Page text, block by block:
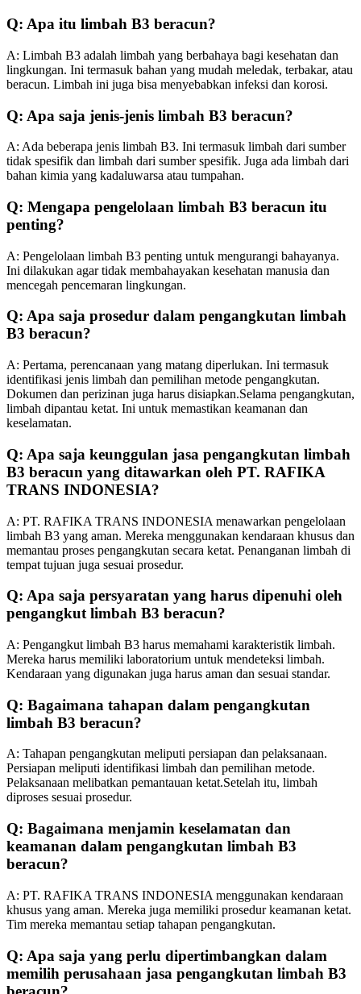
Q: Apa itu limbah B3 beracun?
A: Limbah B3 adalah limbah yang berbahaya bagi kesehatan dan
lingkungan. Ini termasuk bahan yang mudah meledak, terbakar, atau
beracun. Limbah ini juga bisa menyebabkan infeksi dan korosi.
Q: Apa saja jenis-jenis limbah B3 beracun?
A: Ada beberapa jenis limbah B3. Ini termasuk limbah dari sumber
tidak spesifik dan limbah dari sumber spesifik. Juga ada limbah dari
bahan kimia yang kadaluwarsa atau tumpahan.
Q: Mengapa pengelolaan limbah B3 beracun itu
penting?
A: Pengelolaan limbah B3 penting untuk mengurangi bahayanya.
Ini dilakukan agar tidak membahayakan kesehatan manusia dan
mencegah pencemaran lingkungan.
Q: Apa saja prosedur dalam pengangkutan limbah
B3 beracun?
A: Pertama, perencanaan yang matang diperlukan. Ini termasuk
identifikasi jenis limbah dan pemilihan metode pengangkutan.
Dokumen dan perizinan juga harus disiapkan.Selama pengangkutan,
limbah dipantau ketat. Ini untuk memastikan keamanan dan
keselamatan.
Q: Apa saja keunggulan jasa pengangkutan limbah
B3 beracun yang ditawarkan oleh PT. RAFIKA
TRANS INDONESIA?
A: PT. RAFIKA TRANS INDONESIA menawarkan pengelolaan
limbah B3 yang aman. Mereka menggunakan kendaraan khusus dan
memantau proses pengangkutan secara ketat. Penanganan limbah di
tempat tujuan juga sesuai prosedur.
Q: Apa saja persyaratan yang harus dipenuhi oleh
pengangkut limbah B3 beracun?
A: Pengangkut limbah B3 harus memahami karakteristik limbah.
Mereka harus memiliki laboratorium untuk mendeteksi limbah.
Kendaraan yang digunakan juga harus aman dan sesuai standar.
Q: Bagaimana tahapan dalam pengangkutan
limbah B3 beracun?
A: Tahapan pengangkutan meliputi persiapan dan pelaksanaan.
Persiapan meliputi identifikasi limbah dan pemilihan metode.
Pelaksanaan melibatkan pemantauan ketat.Setelah itu, limbah
diproses sesuai prosedur.
Q: Bagaimana menjamin keselamatan dan
keamanan dalam pengangkutan limbah B3
beracun?
A: PT. RAFIKA TRANS INDONESIA menggunakan kendaraan
khusus yang aman. Mereka juga memiliki prosedur keamanan ketat.
Tim mereka memantau setiap tahapan pengangkutan.
Q: Apa saja yang perlu dipertimbangkan dalam
memilih perusahaan jasa pengangkutan limbah B3